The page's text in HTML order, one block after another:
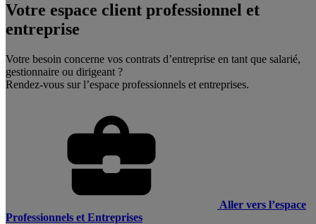
Votre espace client professionnel et
entreprise
Votre besoin concerne vos contrats d’entreprise en tant que salarié,
gestionnaire ou dirigeant ?
Rendez-vous sur l’espace professionnels et entreprises.
Aller vers l’espace
Professionnels et Entreprises